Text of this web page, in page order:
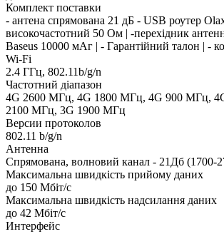
Комплект поставки
- антена спрямована 21 дБ - USB роутер
високочастотний 50 Ом | -перехідник
Baseus 10000 мАг | - Гарантійний талон | -
Wi-Fi
2.4 ГГц, 802.11b/g/n
Частотний діапазон
4G 2600 МГц, 4G 1800 МГц, 4G 900 МГц,
2100 МГц, 3G 1900 МГц
Версии протоколов
802.11 b/g/n
Антенна
Спрямована, волновий канал - 21Дб (1700-
Максимальна швидкість прийому даних
до 150 Мбіт/с
Максимальна швидкість надсилання даних
до 42 Мбіт/с
Интерфейс